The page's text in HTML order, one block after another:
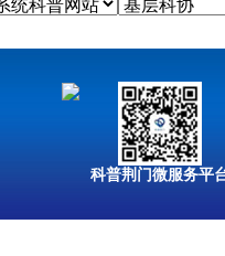
科普荆门微服务平